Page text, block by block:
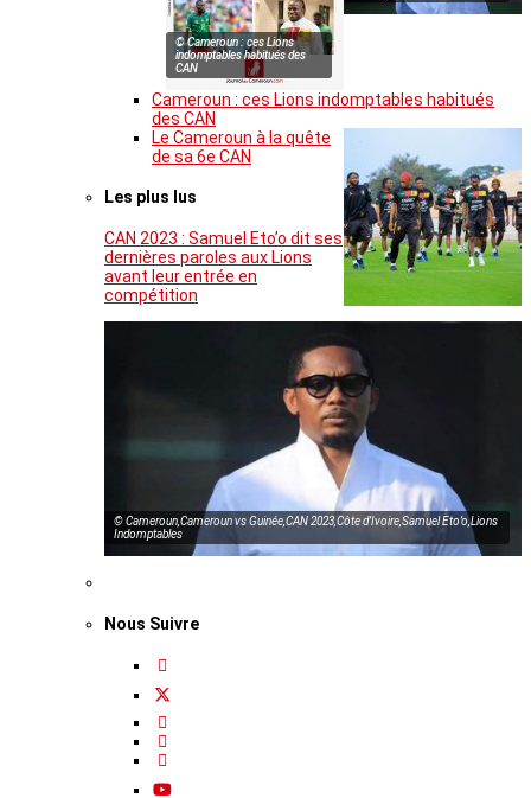
© Cameroun : ces Lions
indomptables habitués des
CAN
Cameroun : ces Lions indomptables habitués
des CAN
Le Cameroun à la quête
de sa 6e CAN
Les plus lus
CAN 2023 : Samuel Eto’o dit ses
dernières paroles aux Lions
avant leur entrée en
compétition
© Cameroun,Cameroun vs Guinée,CAN 2023,Côte d’Ivoire,Samuel Eto’o,Lions
Indomptables
Nous Suivre